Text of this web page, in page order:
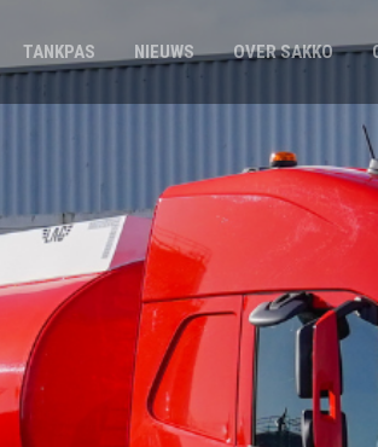
TANKPAS NIEUWS OVER SAKKO